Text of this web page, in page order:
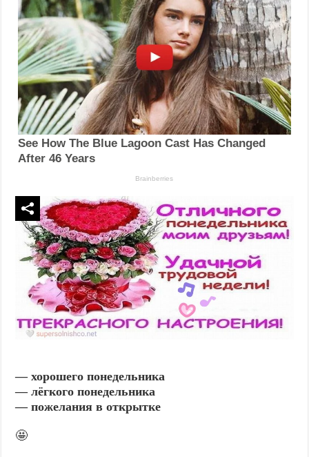
— хорошего понедельника
— лёгкого понедельника
— пожелания в открытке
🤩